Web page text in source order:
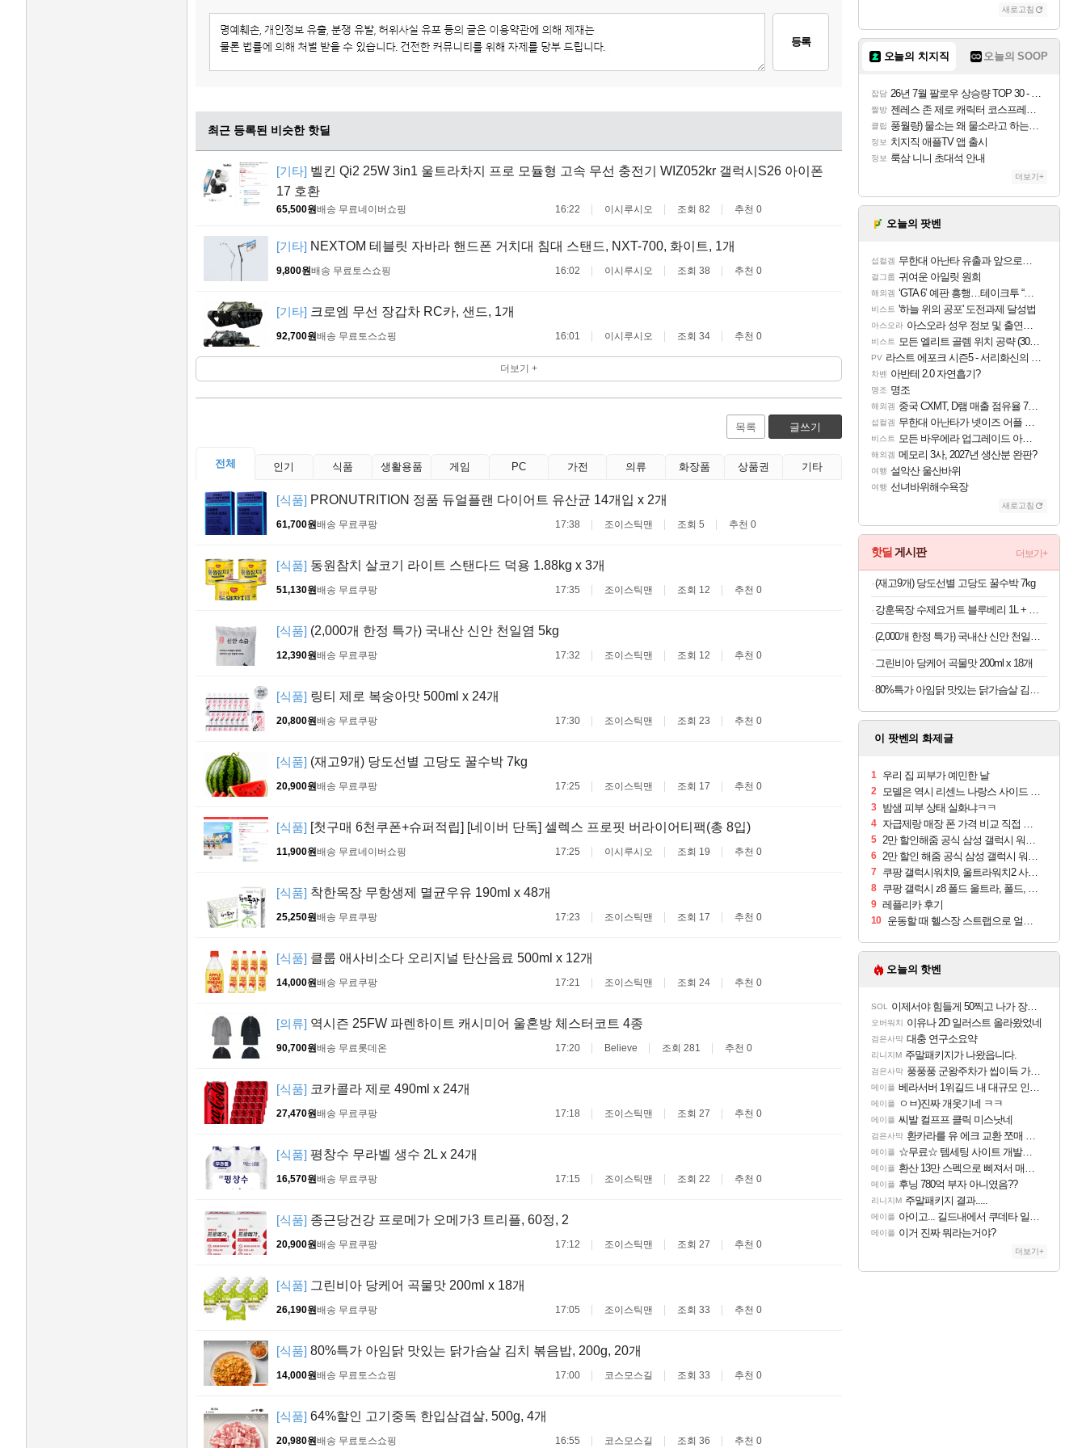
등록
최근 등록된 비슷한 핫딜
[기타] 벨킨 Qi2 25W 3in1 울트라차지 프로 모듈형 고속 무선 충전기 WIZ052kr 갤럭시S26 아이폰
17 호환
65,500원배송 무료네이버쇼핑 16:22 이시루시오 조회 82 추천 0
[기타] NEXTOM 테블릿 자바라 핸드폰 거치대 침대 스탠드, NXT-700, 화이트, 1개
9,800원배송 무료 토스쇼핑 16:02 이시루시오 조회 38 추천 0
[기타] 크로엠 무선 장갑차 RC카, 샌드, 1개
92,700원배송 무료 토스쇼핑 16:01 이시루시오 조회 34 추천 0
더보기 +
목록 글쓰기
전체 인기 식품 생활용품 게임 PC 가전 의류 화장품 상품권 기타
[식품] PRONUTRITION 정품 듀얼플랜 다이어트 유산균 14개입 x 2개
61,700원배송 무료 쿠팡 17:38 조이스틱맨 조회 5 추천 0
[식품] 동원참치 살코기 라이트 스탠다드 덕용 1.88kg x 3개
51,130원배송 무료 쿠팡 17:35 조이스틱맨 조회 12 추천 0
[식품] (2,000개 한정 특가) 국내산 신안 천일염 5kg
12,390원배송 무료 쿠팡 17:32 조이스틱맨 조회 12 추천 0
[식품] 링티 제로 복숭아맛 500ml x 24개
20,800원배송 무료 쿠팡 17:30 조이스틱맨 조회 23 추천 0
[식품] (재고9개) 당도선별 고당도 꿀수박 7kg
20,900원배송 무료 쿠팡 17:25 조이스틱맨 조회 17 추천 0
[식품] [첫구매 6천쿠폰+슈퍼적립] [네이버 단독] 셀렉스 프로핏 버라이어티팩(총 8입)
11,900원배송 무료네이버쇼핑 17:25 이시루시오 조회 19 추천 0
[식품] 착한목장 무항생제 멸균우유 190ml x 48개
25,250원배송 무료 쿠팡 17:23 조이스틱맨 조회 17 추천 0
[식품] 클룹 애사비소다 오리지널 탄산음료 500ml x 12개
14,000원배송 무료 쿠팡 17:21 조이스틱맨 조회 24 추천 0
[의류] 역시즌 25FW 파렌하이트 캐시미어 울혼방 체스터코트 4종
90,700원배송 무료 롯데온 17:20 Believe 조회 281 추천 0
[식품] 코카콜라 제로 490ml x 24개
27,470원배송 무료 쿠팡 17:18 조이스틱맨 조회 27 추천 0
[식품] 평창수 무라벨 생수 2L x 24개
16,570원배송 무료 쿠팡 17:15 조이스틱맨 조회 22 추천 0
[식품] 종근당건강 프로메가 오메가3 트리플, 60정, 2
20,900원배송 무료 쿠팡 17:12 조이스틱맨 조회 27 추천 0
[식품] 그린비아 당케어 곡물맛 200ml x 18개
26,190원배송 무료 쿠팡 17:05 조이스틱맨 조회 33 추천 0
[식품] 80%특가 아임닭 맛있는 닭가슴살 김치 볶음밥, 200g, 20개
14,000원배송 무료 토스쇼핑 17:00 코스모스길 조회 33 추천 0
[식품] 64%할인 고기중독 한입삼겹살, 500g, 4개
20,980원배송 무료 토스쇼핑 16:55 코스모스길 조회 36 추천 0
새로고침
오늘의 치지직 오늘의 SOOP
잡담 26년 7월 팔로우 상승량 TOP 30 - 월간 치지직
짤방 젠레스 존 제로 캐릭터 코스프레한 꽁주
클립 풍월량) 물소는 왜 물소라고 하는거야? 아! 그만 ㅋㅋ
정보 치지직 애플TV 앱 출시
정보 룩삼 니니 초대석 안내
더보기+
오늘의 팟벤
섭컬겜 무한대 아난타 유출과 앞으로의 예상 (루머)
걸그룹 귀여운 아일릿 원희
해외겜 ‘GTA 6’ 예판 흥행…테이크투 “내부 예상 크게 넘어”
비스트 '하늘 위의 공포' 도전과제 달성법
아스오라 아스오라 성우 정보 및 출연작 모음
비스트 모든 엘리트 골렘 위치 공략 (30개) - 방랑 결투가
PV 라스트 에포크 시즌5 - 서리화신의 분노 티저
차벤 아반테 2.0 자연흡기?
명조 명조
해외겜 중국 CXMT, D램 매출 점유율 7%…글로벌 4위로 부상
섭컬겜 무한대 아난타가 넷이즈 어플 달력에 일정 등록
비스트 모든 바우에라 업그레이드 아이템 획득 위치 공략 (89개)
해외겜 메모리 3사, 2027년 생산분 완판?
여행 설악산 울산바위
여행 선녀바위해수욕장
새로고침
핫딜 게시판 더보기+
(재고9개) 당도선별 고당도 꿀수박 7kg
강훈목장 수제요거트 블루베리 1L + 딸기 1L
(2,000개 한정 특가) 국내산 신안 천일염 5kg
그린비아 당케어 곡물맛 200ml x 18개
80%특가 아임닭 맛있는 닭가슴살 김치 볶음밥, 200g, 20개
이 팟벤의 화제글
1 우리 집 피부가 예민한 날
2 모델은 역시 리센느 나랑스 사이드 1.25L 1박스
3 밤샘 피부 상태 실화냐ㅋㅋ
4 자급제랑 매장 폰 가격 비교 직접 안가도 되네요
5 2만 할인해줌 공식 삼성 갤럭시 워치9 크림, 40mm, 블루투스
6 2만 할인 해줌 공식 삼성 갤럭시 워치9 실버, 44mm, 블루투스
7 쿠팡 갤럭시워치9, 울트라워치2 사전구매 혜택 받아보세요
8 쿠팡 갤럭시 z8 폴드 울트라, 폴드, 플립 사전예약
9 레플리카 후기
10 운동할 때 헬스장 스트랩으로 얼굴 만졌다가 볼 뒤집어짐
오늘의 핫벤
SOL 이제서야 힘들게 50찍고 나가 장궁 받았는데...
오버워치 이유나 2D 일러스트 올라왔었네
검은사막 대충 연구소요약
리니지M 주말패키지가 나왔읍니다.
검은사막 풍풍풍 군왕주차가 씹이득 가성비라고 ????
메이플 베라서버 1위길드 내 대규모 인원이탈종용 추정사건
메이플 ㅇㅂ)진짜 개웃기네 ㅋㅋ
메이플 씨발 컬프프 클릭 미스낫네
검은사막 환카라를 유 에크 교환 쪼매 서운함..
메이플 ☆무료☆ 템세팅 사이트 개발자입니다
메이플 환산 13만 스펙으로 삐져서 매주 수로 10만점 치고있으면 ㅋㅋ
메이플 후닝 780억 부자 아니였음??
리니지M 주말패키지 결과.....
메이플 아이고... 길드내에서 쿠데타 일어났네
메이플 이거 진짜 뭐라는거야?
더보기+